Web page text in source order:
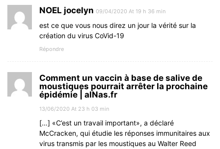
NOEL jocelyn 09/04/2020 At 19 h 36 min
est ce que vous nous direz un jour la vérité sur la
création du virus CoVid-19
Répondre
Comment un vaccin à base de salive de
moustiques pourrait arrêter la prochaine
épidémie | alNas.fr
13/06/2020 At 23 h 03 min
[…] «C’est un travail important», a déclaré
McCracken, qui étudie les réponses immunitaires aux
virus transmis par les moustiques au Walter Reed